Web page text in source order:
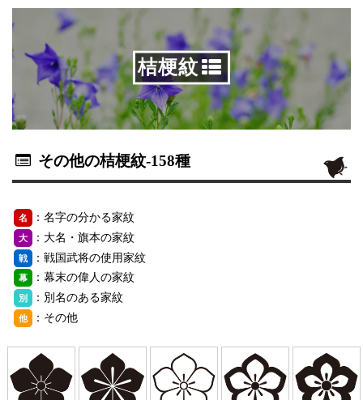
桔梗紋
その他の桔梗紋-158種
名 ：名字の分かる家紋
大 ：大名・旗本の家紋
戦 ：戦国武将の使用家紋
幕 ：幕末の偉人の家紋
別 ：別名のある家紋
他 ：その他